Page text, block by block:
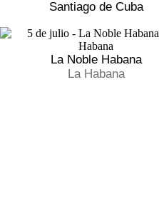
Santiago de Cuba
La Noble Habana
La Habana